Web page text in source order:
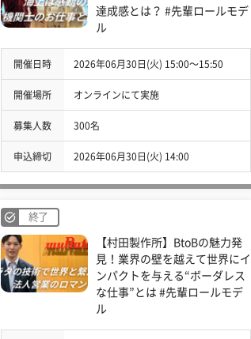
達成感とは？ #先輩ロールモデ
ル
開催日時 2026年06月30日(火) 15:00〜15:50
開催場所 オンラインにて実施
募集人数 300名
申込締切 2026年06月30日(火) 14:00
終了
【村田製作所】BtoBの魅力発
見！業界の壁を越えて世界にイ
ンパクトを与える“ボーダレス
な仕事”とは #先輩ロールモデ
ル